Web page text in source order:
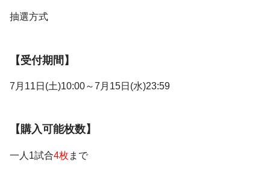
抽選方式
【受付期間】
7月11日(土)10:00～7月15日(水)23:59
【購入可能枚数】
一人1試合4枚 まで